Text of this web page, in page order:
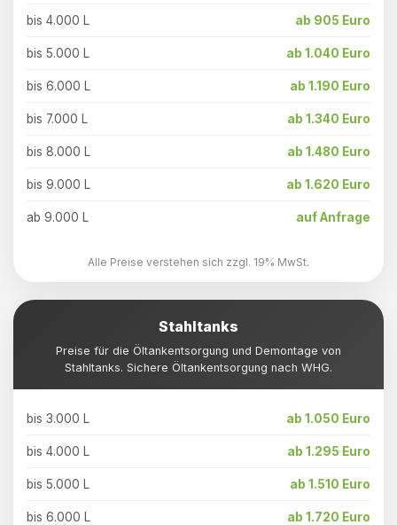
bis 4.000 L ab 905 Euro
bis 5.000 L ab 1.040 Euro
bis 6.000 L ab 1.190 Euro
bis 7.000 L ab 1.340 Euro
bis 8.000 L ab 1.480 Euro
bis 9.000 L ab 1.620 Euro
ab 9.000 L auf Anfrage
Alle Preise verstehen sich zzgl. 19% MwSt.
Stahltanks
Preise für die Öltankentsorgung und Demontage von
Stahltanks. Sichere Öltankentsorgung nach WHG.
bis 3.000 L ab 1.050 Euro
bis 4.000 L ab 1.295 Euro
bis 5.000 L ab 1.510 Euro
bis 6.000 L ab 1.720 Euro